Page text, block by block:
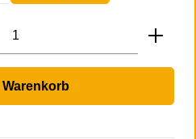
den gewünschten
Warenkorb